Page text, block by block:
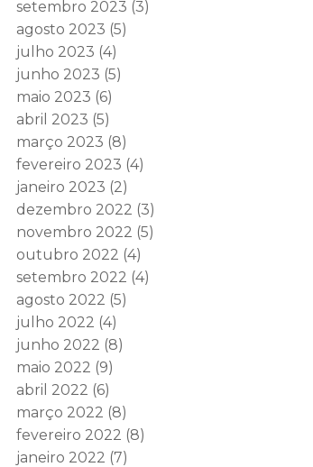
setembro 2023 (3)
agosto 2023 (5)
julho 2023 (4)
junho 2023 (5)
maio 2023 (6)
abril 2023 (5)
março 2023 (8)
fevereiro 2023 (4)
janeiro 2023 (2)
dezembro 2022 (3)
novembro 2022 (5)
outubro 2022 (4)
setembro 2022 (4)
agosto 2022 (5)
julho 2022 (4)
junho 2022 (8)
maio 2022 (9)
abril 2022 (6)
março 2022 (8)
fevereiro 2022 (8)
janeiro 2022 (7)